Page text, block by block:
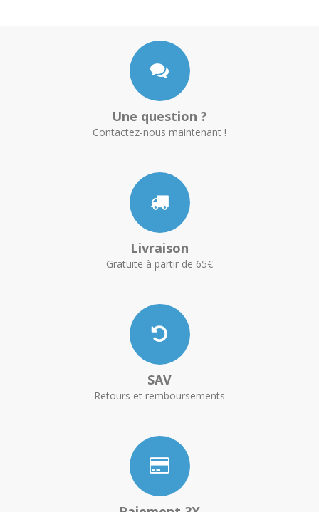
Une question ?
Contactez-nous maintenant !
Livraison
Gratuite à partir de 65€
SAV
Retours et remboursements